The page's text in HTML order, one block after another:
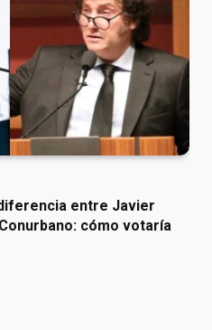
entre Javier
cómo votaría